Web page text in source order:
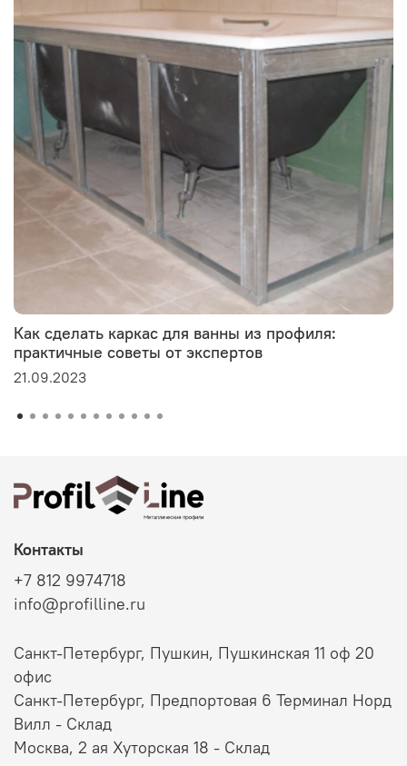
Как сделать каркас для ванны из профиля:
практичные советы от экспертов
21.09.2023
Контакты
+7 812 9974718
info@profilline.ru
Санкт-Петербург, Пушкин, Пушкинская 11 оф 20
офис
Санкт-Петербург, Предпортовая 6 Терминал Норд
Вилл - Склад
Москва, 2 ая Хуторская 18 - Склад